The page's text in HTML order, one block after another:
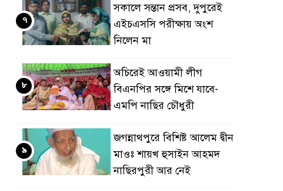
সকালে সন্তান প্রসব, দুপুরেই
এইচএসসি পরীক্ষায় অংশ
নিলেন মা
৭
অচিরেই আওয়ামী লীগ
বিএনপির সঙ্গে মিশে যাবে-
এমপি নাছির চৌধুরী
৮
জগন্নাথপুরে বিশিষ্ট আলেম দ্বীন
মাওঃ শায়খ হুসাইন আহমদ
নাছিরপুরী আর নেই
৯